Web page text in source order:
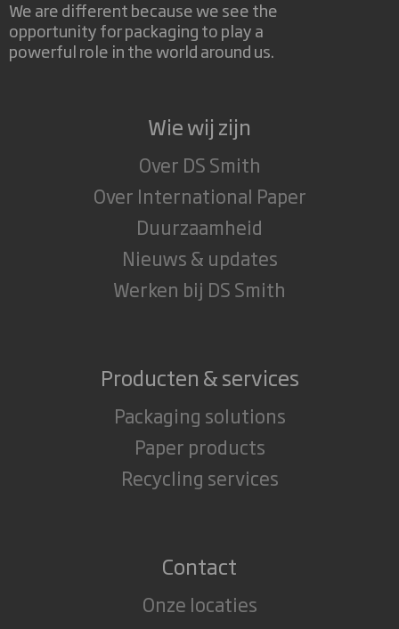
We are different because we see the
opportunity for packaging to play a
powerful role in the world around us.
Wie wij zijn
Over DS Smith
Over International Paper
Duurzaamheid
Nieuws & updates
Werken bij DS Smith
Producten & services
Packaging solutions
Paper products
Recycling services
Contact
Onze locaties